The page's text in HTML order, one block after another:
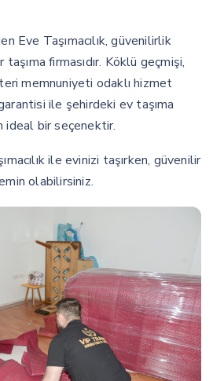
Eve Taşımacılık, güvenilirlik
firmasıdır. Köklü geçmişi,
memnuniyeti odaklı hizmet
ile şehirdeki ev taşıma
ideal bir seçenektir.
ile evinizi taşırken, güvenilir
olabilirsiniz.